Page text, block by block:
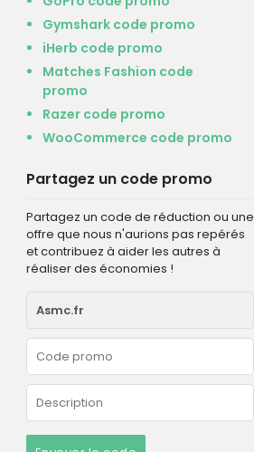
Gymshark code promo
iHerb code promo
Matches Fashion code
promo
Razer code promo
WooCommerce code promo
Partagez un code promo
Partagez un code de réduction ou une
offre que nous n'aurions pas repérés
et contribuez à aider les autres à
réaliser des économies !